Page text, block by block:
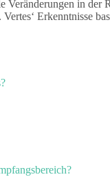
in
Erkenntnisse